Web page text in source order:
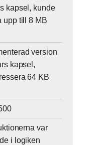
kapsel, kunde
upp till 8 MB
version
kapsel,
64 KB
var
i logiken